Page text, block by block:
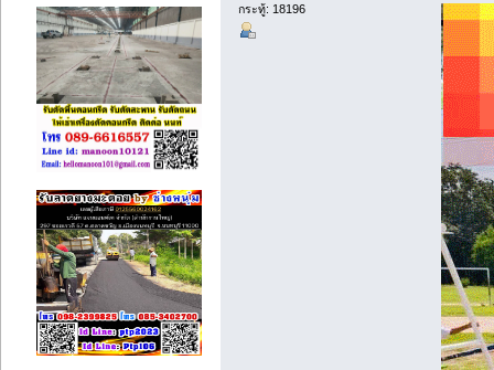
กระทู้: 18196